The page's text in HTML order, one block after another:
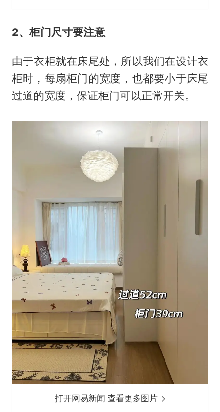
2、柜门尺寸要注意
由于衣柜就在床尾处，所以我们在设计衣
柜时，每扇柜门的宽度，也都要小于床尾
过道的宽度，保证柜门可以正常开关。
打开网易新闻 查看更多图片